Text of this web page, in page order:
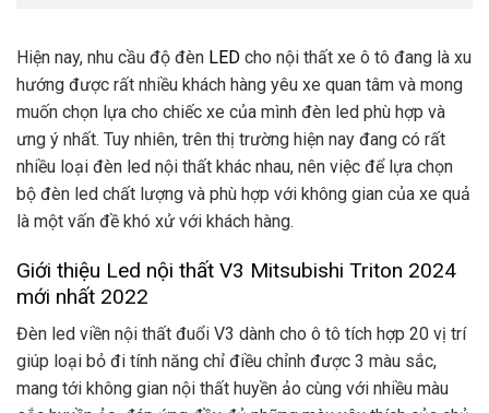
Hiện nay, nhu cầu độ đèn LED cho nội thất xe ô tô đang là xu
hướng được rất nhiều khách hàng yêu xe quan tâm và mong
muốn chọn lựa cho chiếc xe của mình đèn led phù hợp và
ưng ý nhất. Tuy nhiên, trên thị trường hiện nay đang có rất
nhiều loại đèn led nội thất khác nhau, nên việc để lựa chọn
bộ đèn led chất lượng và phù hợp với không gian của xe quả
là một vấn đề khó xử với khách hàng.
Giới thiệu Led nội thất V3 Mitsubishi Triton 2024
mới nhất 2022
Đèn led viền nội thất đuổi V3 dành cho ô tô tích hợp 20 vị trí
giúp loại bỏ đi tính năng chỉ điều chỉnh được 3 màu sắc,
mang tới không gian nội thất huyền ảo cùng với nhiều màu